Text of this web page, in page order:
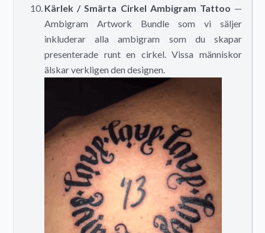
Kärlek / Smärta Cirkel Ambigram Tattoo —
Ambigram Artwork Bundle som vi säljer
inkluderar alla ambigram som du skapar
presenterade runt en cirkel. Vissa människor
älskar verkligen den designen.